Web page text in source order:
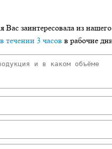
заинтересовала из нашего
в течении 3 часов в рабочие